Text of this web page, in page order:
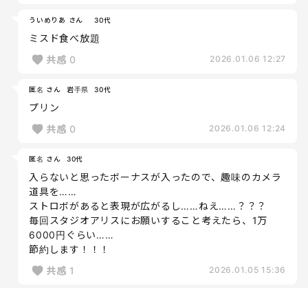
ういめりあ さん 30代
ミスド食べ放題
共感 0 2026.01.06 12:27
匿名 さん 岩手県 30代
プリン
共感 0 2026.01.06 12:24
匿名 さん 30代
入らないと思ったボーナスが入ったので、趣味のカメラ
道具を……
ストロボがあると表現が広がるし……ねえ……？？？
毎回スタジオアリスにお願いすること考えたら、1万
6000円ぐらい……
節約します！！！
共感 1 2026.01.05 15:36